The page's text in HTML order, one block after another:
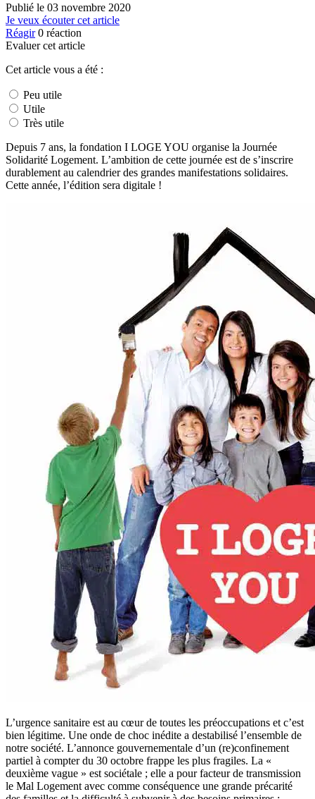
Publié le 03 novembre 2020
Je veux écouter cet article
Réagir 0 réaction
Evaluer cet article
Cet article vous a été :
Peu utile
Utile
Très utile
Depuis 7 ans, la fondation I LOGE YOU organise la Journée
Solidarité Logement. L’ambition de cette journée est de s’inscrire
durablement au calendrier des grandes manifestations solidaires.
Cette année, l’édition sera digitale !
L’urgence sanitaire est au cœur de toutes les préoccupations et c’est
bien légitime. Une onde de choc inédite a destabilisé l’ensemble de
notre société. L’annonce gouvernementale d’un (re)confinement
partiel à compter du 30 octobre frappe les plus fragiles. La «
deuxième vague » est sociétale ; elle a pour facteur de transmission
le Mal Logement avec comme conséquence une grande précarité